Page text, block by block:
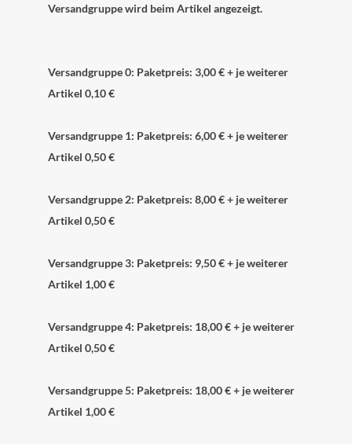
Versandgruppe wird beim Artikel angezeigt.
Versandgruppe 0: Paketpreis: 3,00 € + je weiterer
Artikel 0,10 €
Versandgruppe 1: Paketpreis: 6,00 € + je weiterer
Artikel 0,50 €
Versandgruppe 2: Paketpreis: 8,00 € + je weiterer
Artikel 0,50 €
Versandgruppe 3: Paketpreis: 9,50 € + je weiterer
Artikel 1,00 €
Versandgruppe 4: Paketpreis: 18,00 € + je weiterer
Artikel 0,50 €
Versandgruppe 5: Paketpreis: 18,00 € + je weiterer
Artikel 1,00 €